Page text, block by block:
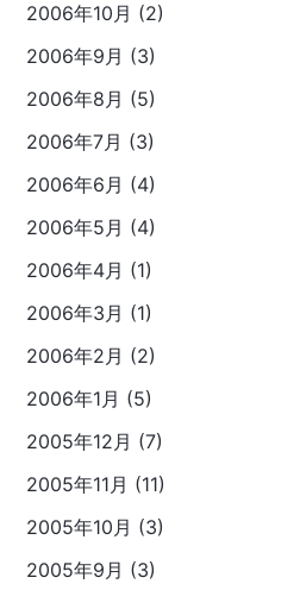
2006年10月 (2)
2006年9月 (3)
2006年8月 (5)
2006年7月 (3)
2006年6月 (4)
2006年5月 (4)
2006年4月 (1)
2006年3月 (1)
2006年2月 (2)
2006年1月 (5)
2005年12月 (7)
2005年11月 (11)
2005年10月 (3)
2005年9月 (3)